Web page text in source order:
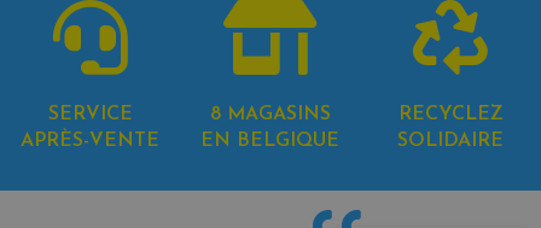
SERVICE
APRÈS-VENTE
8 MAGASINS
EN BELGIQUE
RECYCLEZ
SOLIDAIRE